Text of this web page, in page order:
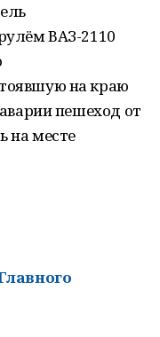
ВАЗ-2110
на краю
пешеход от
на месте